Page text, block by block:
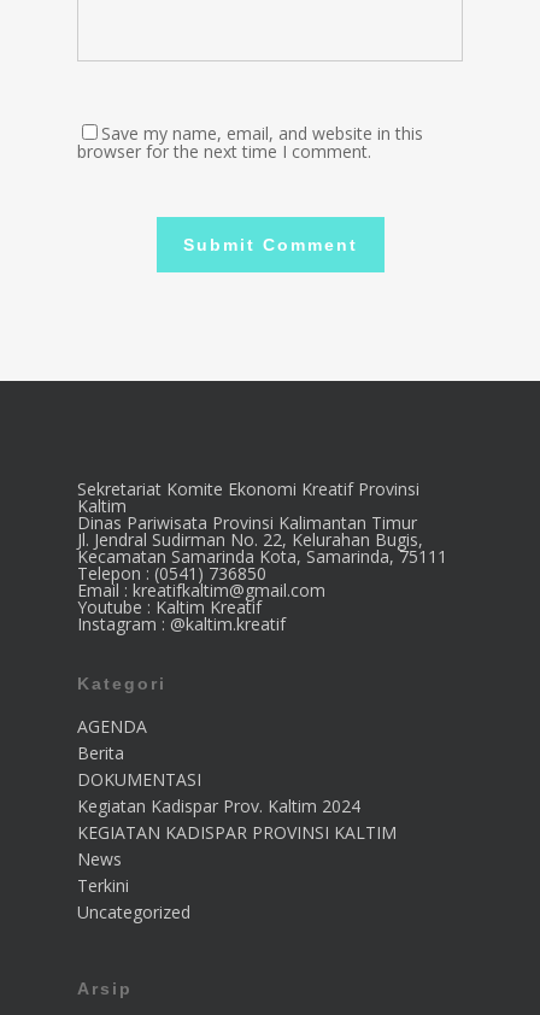
Save my name, email, and website in this
browser for the next time I comment.
Sekretariat Komite Ekonomi Kreatif Provinsi
Kaltim
Dinas Pariwisata Provinsi Kalimantan Timur
Jl. Jendral Sudirman No. 22, Kelurahan Bugis,
Kecamatan Samarinda Kota, Samarinda, 75111
Telepon : (0541) 736850
Email : kreatifkaltim@gmail.com
Youtube : Kaltim Kreatif
Instagram : @kaltim.kreatif
Kategori
AGENDA
Berita
DOKUMENTASI
Kegiatan Kadispar Prov. Kaltim 2024
KEGIATAN KADISPAR PROVINSI KALTIM
News
Terkini
Uncategorized
Arsip